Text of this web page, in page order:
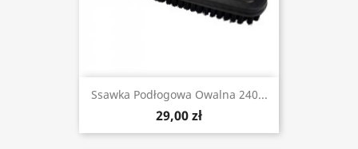
Ssawka Podłogowa Owalna 240...
29,00 zł